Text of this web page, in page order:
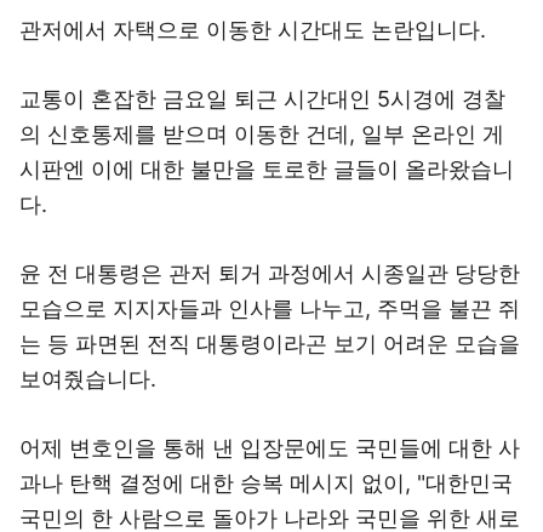
관저에서 자택으로 이동한 시간대도 논란입니다.
교통이 혼잡한 금요일 퇴근 시간대인 5시경에 경찰
의 신호통제를 받으며 이동한 건데, 일부 온라인 게
시판엔 이에 대한 불만을 토로한 글들이 올라왔습니
다.
윤 전 대통령은 관저 퇴거 과정에서 시종일관 당당한
모습으로 지지자들과 인사를 나누고, 주먹을 불끈 쥐
는 등 파면된 전직 대통령이라곤 보기 어려운 모습을
보여줬습니다.
어제 변호인을 통해 낸 입장문에도 국민들에 대한 사
과나 탄핵 결정에 대한 승복 메시지 없이, "대한민국
국민의 한 사람으로 돌아가 나라와 국민을 위한 새로